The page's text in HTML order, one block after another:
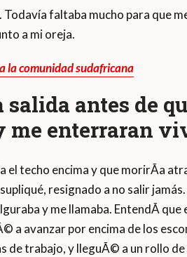
faltaba mucho para que
a mi oreja.
la comunidad sudafricana
antes de
me enterraran
el techo encima y que morirÃ­a
resignado a no salir
y me llamaba. EntendÃ­ que
a avanzar por encima de los
de trabajo, y lleguÃ© a un rollo